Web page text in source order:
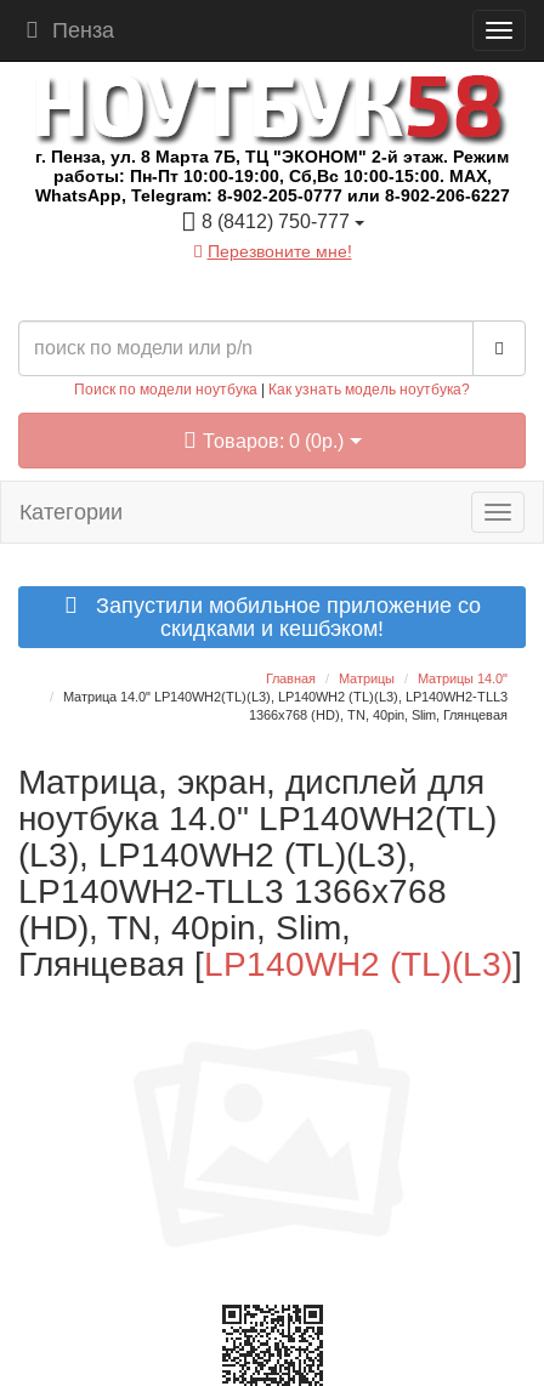
Пенза
г. Пенза, ул. 8 Марта 7Б, ТЦ "ЭКОНОМ" 2-й этаж. Режим
работы: Пн-Пт 10:00-19:00, Сб,Вс 10:00-15:00. MAX,
WhatsApp, Telegram: 8-902-205-0777 или 8-902-206-6227
8 (8412) 750-777
Перезвоните мне!
Поиск по модели ноутбука Как узнать модель ноутбука?
Товаров: 0 (0р.)
Категории
Запустили мобильное приложение со
скидками и кешбэком!
Главная Матрицы
Матрицы 14.0"
Матрица 14.0" LP140WH2(TL)(L3), LP140WH2 (TL)(L3), LP140WH2-TLL3
1366x768 (HD), TN, 40pin, Slim, Глянцевая
Матрица, экран, дисплей для
ноутбука 14.0" LP140WH2(TL)
(L3), LP140WH2 (TL)(L3),
LP140WH2-TLL3 1366x768
(HD), TN, 40pin, Slim,
Глянцевая [LP140WH2 (TL)(L3)]